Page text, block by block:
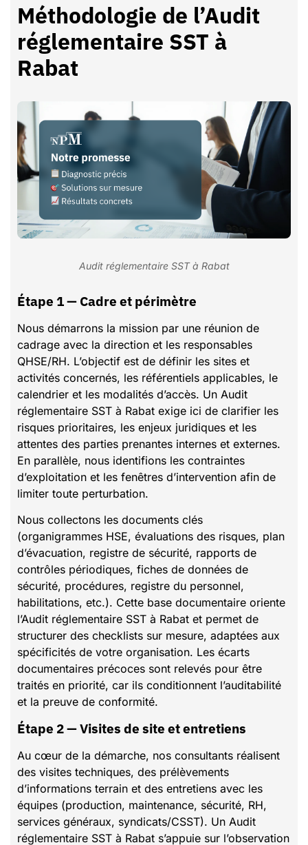
Méthodologie de l’Audit
réglementaire SST à
Rabat
Audit réglementaire SST à Rabat
Étape 1 — Cadre et périmètre
Nous démarrons la mission par une réunion de
cadrage avec la direction et les responsables
QHSE/RH. L’objectif est de définir les sites et
activités concernés, les référentiels applicables, le
calendrier et les modalités d’accès. Un Audit
réglementaire SST à Rabat exige ici de clarifier les
risques prioritaires, les enjeux juridiques et les
attentes des parties prenantes internes et externes.
En parallèle, nous identifions les contraintes
d’exploitation et les fenêtres d’intervention afin de
limiter toute perturbation.
Nous collectons les documents clés
(organigrammes HSE, évaluations des risques, plan
d’évacuation, registre de sécurité, rapports de
contrôles périodiques, fiches de données de
sécurité, procédures, registre du personnel,
habilitations, etc.). Cette base documentaire oriente
l’Audit réglementaire SST à Rabat et permet de
structurer des checklists sur mesure, adaptées aux
spécificités de votre organisation. Les écarts
documentaires précoces sont relevés pour être
traités en priorité, car ils conditionnent l’auditabilité
et la preuve de conformité.
Étape 2 — Visites de site et entretiens
Au cœur de la démarche, nos consultants réalisent
des visites techniques, des prélèvements
d’informations terrain et des entretiens avec les
équipes (production, maintenance, sécurité, RH,
services généraux, syndicats/CSST). Un Audit
réglementaire SST à Rabat s’appuie sur l’observation